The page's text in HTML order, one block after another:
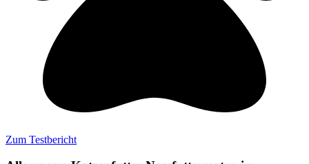
Zum Testbericht